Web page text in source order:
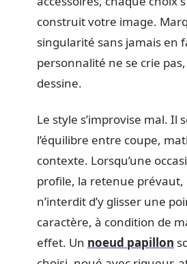
construit votre image.
singularité sans jamais en
personnalité ne se crie
dessine.
Le style s’improvise mal. Il
l’équilibre entre coupe,
contexte. Lorsqu’une
profile, la retenue prévaut,
n’interdit d’y glisser une
caractère, à condition de
effet. Un noeud papillon